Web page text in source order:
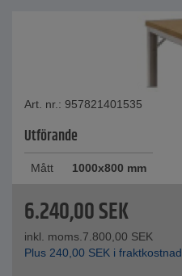
Art. nr.: 957821401535
Utförande
Mått 1000x800 mm
6.240,00SEK
inkl. moms.7.800,00 SEK
Plus 240,00 SEK i fraktkostnad